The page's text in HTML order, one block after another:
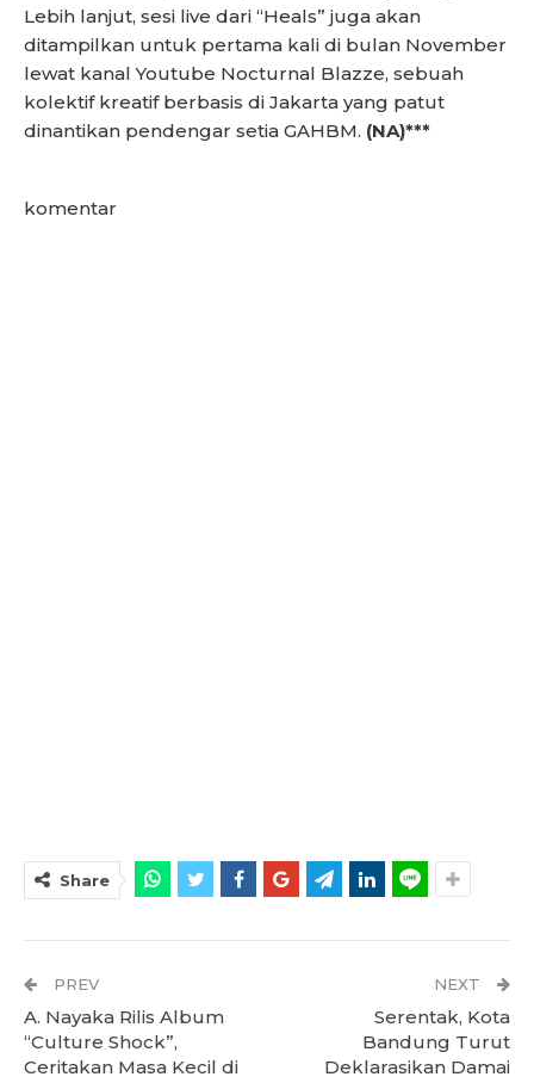
Lebih lanjut, sesi live dari “Heals” juga akan
ditampilkan untuk pertama kali di bulan November
lewat kanal Youtube Nocturnal Blazze, sebuah
kolektif kreatif berbasis di Jakarta yang patut
dinantikan pendengar setia GAHBM. (NA)***
komentar
Share
PREV
A. Nayaka Rilis Album
“Culture Shock”,
Ceritakan Masa Kecil di
NEXT
Serentak, Kota
Bandung Turut
Deklarasikan Damai